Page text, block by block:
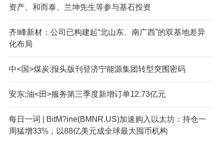
资产、和而泰、兰坤先生等参与基石投资
齐!峰新材：公司已构建起“北山东、南广西”的双基地差异
化布局
中<国>煤炭:报头版刊登济宁能源集团转型突围密码
安东;油<田>服务第三季度新增订单12.73亿元
每日一词 | BitM?ine(BMNR.US)加速购入以太坊：持仓一
周猛增33%，以88亿美元成全球最大囤币机构